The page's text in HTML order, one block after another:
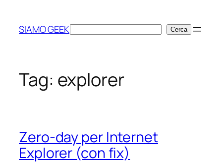
contenuto
SIAMO GEEKCerca Cerca
Tag: explorer
Zero-day per Internet
Explorer (con fix)